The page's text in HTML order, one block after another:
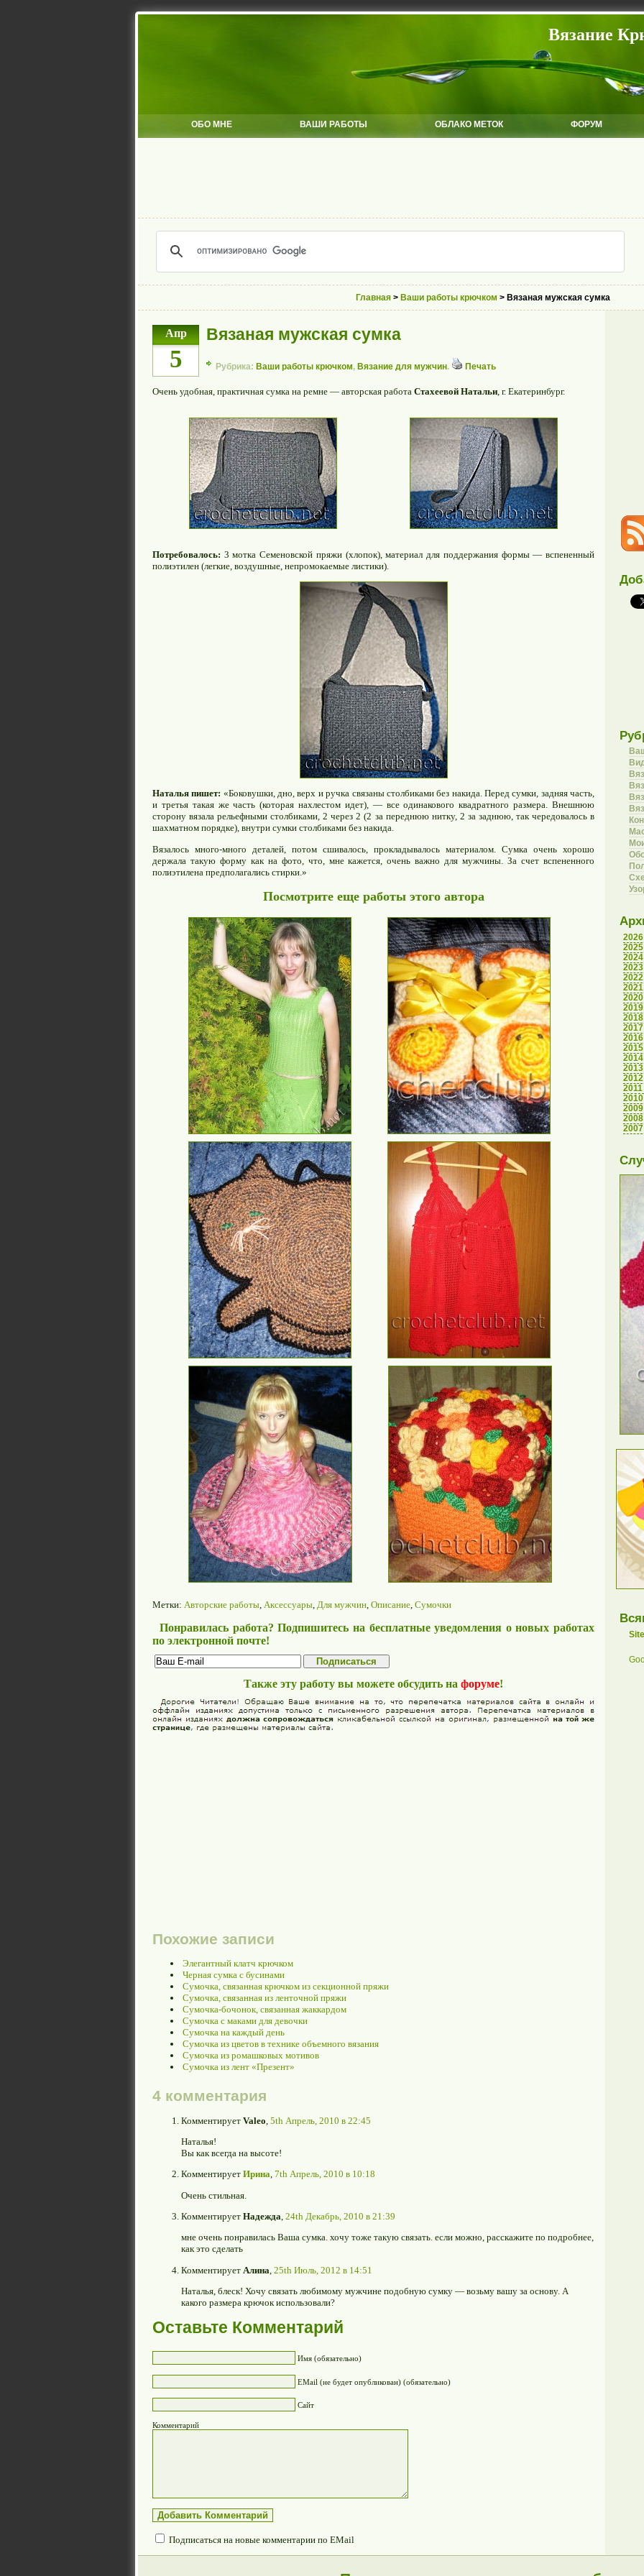
Вязание
ОБО МНЕ ВАШИ РАБОТЫ ОБЛАКО МЕТОК ФОРУМ
Главная > Ваши работы крючком > Вязаная мужская сумка
Апр
5
Вязаная мужская сумка
Рубрика: Ваши работы крючком, Вязание для мужчин. Печать
Очень удобная, практичная сумка на ремне — авторская работа Стахеевой Натальи, г. Екатеринбург.
Потребовалось: 3 мотка Семеновской пряжи (хлопок), материал для поддержания формы — вспененный
полиэтилен (легкие, воздушные, непромокаемые листики).
Наталья пишет: «Боковушки, дно, верх и ручка связаны столбиками без накида. Перед сумки, задняя часть,
и третья такая же часть (которая нахлестом идет), — все одинакового квадратного размера. Внешнюю
сторону вязала рельефными столбиками, 2 через 2 (2 за переднюю нитку, 2 за заднюю, так чередовалось в
шахматном порядке), внутри сумки столбиками без накида.
Вязалось много-много деталей, потом сшивалось, прокладывалось материалом. Сумка очень хорошо
держала такую форму как на фото, что, мне кажется, очень важно для мужчины. За счет вспененного
полиэтилена предполагались стирки.»
Посмотрите еще работы этого автора
Метки: Авторские работы, Аксессуары, Для мужчин, Описание, Сумочки
Понравилась работа? Подпишитесь на бесплатные уведомления о новых работах
по электронной почте!
Также эту работу вы можете обсудить на форуме!
Похожие записи
Элегантный клатч крючком
Черная сумка с бусинами
Сумочка, связанная крючком из секционной пряжи
Сумочка, связанная из ленточной пряжи
Сумочка-бочонок, связанная жаккардом
Сумочка с маками для девочки
Сумочка на каждый день
Сумочка из цветов в технике объемного вязания
Сумочка из ромашковых мотивов
Сумочка из лент «Презент»
4 комментария
Комментирует Valeo 5th Апрель, 2010 в 22:45
Наталья!
Вы как всегда на высоте!
Комментирует Ирина, 7th Апрель, 2010 в 10:18
Очень стильная.
Комментирует Надежда 24th Декабрь, 2010 в 21:39
мне очень понравилась Ваша сумка. хочу тоже такую связать. если можно, расскажите по подробнее,
как это сделать
Комментирует Алина 25th Июль, 2012 в 14:51
Наталья, блеск! Хочу связать любимому мужчине подобную сумку — возьму вашу за основу. А
какого размера крючок использовали?
Оставьте Комментарий
Имя (обязательно)
EMail (не будет опубликован) (обязательно)
Сайт
Комментарий
Подписаться на новые комментарии по EMail